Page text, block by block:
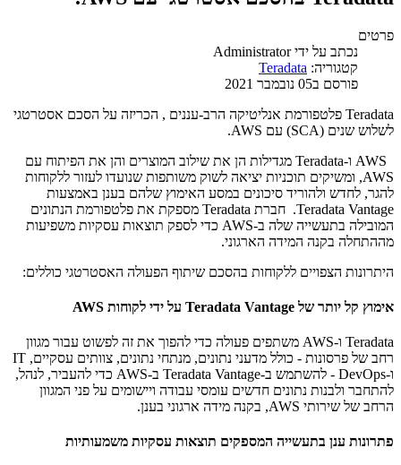
פרטים
נכתב על ידיAdministrator
קטגוריה: Teradata
פורסם ב05 נובמבר 2021
Teradata פלטפורמת אנליטיקה הרב-עננים , הכריזה על הסכם אסטרטגי
לשלוש שנים (SCA) עם AWS.
AWS ו-Teradata מגדילות הן את שילוב המוצרים והן את הפיתוח עם
AWS, ומשיקים תוכניות יציאה לשוק משותפות שנועדו לעזור ללקוחות
להגר, לחדש ולהוריד סיכונים במסע האימוץ שלהם בענן באמצעות
Teradata Vantage. חברת Teradata מספקת את פלטפורמת הנתונים
המובילה בתעשייה שלה ב-AWS כדי לספק תוצאות עסקיות משפיעות
מההתחלה בקנה המידה הארגוני.
היתרונות הצפויים ללקוחות בהסכם שיתוף הפעולה האסטרטגי כוללים:
אימוץ קל יותר של Teradata Vantage על ידי לקוחות AWS
Teradata ו-AWS משתפים פעולה כדי להפוך את זה לפשוט עבור מגוון
רחב של פרסונות - כולל מדעני נתונים, מנתחי נתונים, צוותים עסקיים, IT
ו-DevOps - להשתמש ב-Teradata Vantage ב-AWS כדי להעביר, לנהל,
להתחבר ולבנות נתונים חדשים עומסי עבודה ויישומים על פני המגוון
הרחב של שירותי AWS, בקנה מידה ארגוני בענן.
פתרונות ענן בתעשייה המספקים תוצאות עסקיות משמעותיות